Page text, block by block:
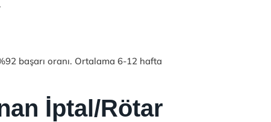
başarı oranı. Ortalama 6-12 hafta
İptal/Rötar